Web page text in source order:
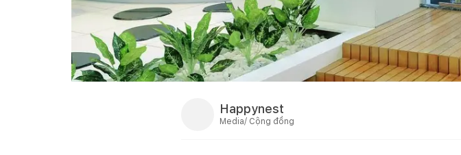
Happynest
Media/ Cộng đồng